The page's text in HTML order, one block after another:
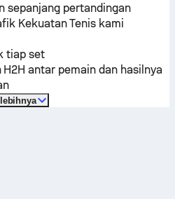
sepanjang pertandingan
Kekuatan Tenis kami
tiap set
antar pemain dan hasilnya